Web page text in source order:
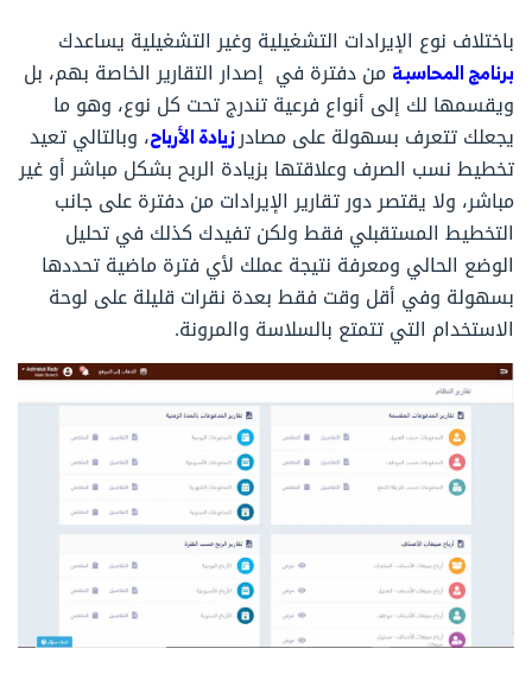
باختلاف نوع الإيرادات التشغيلية وغير التشغيلية يساعدك
برنامج المحاسبة من دفترة في إصدار التقارير الخاصة بهم، بل
ويقسمها لك إلى أنواع فرعية تندرج تحت كل نوع، وهو ما
يجعلك تتعرف بسهولة على مصادرزيادة الأرباح، وبالتالي تعيد
تخطيط نسب الصرف وعلاقتها بزيادة الربح بشكل مباشر أو غير
مباشر، ولا يقتصر دور تقارير الإيرادات من دفترة على جانب
التخطيط المستقبلي فقط ولكن تفيدك كذلك في تحليل
الوضع الحالي ومعرفة نتيجة عملك لأي فترة ماضية تحددها
بسهولة وفي أقل وقت فقط بعدة نقرات قليلة على لوحة
الاستخدام التي تتمتع بالسلاسة والمرونة.